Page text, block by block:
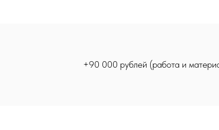
+90 000 рублей (работа и